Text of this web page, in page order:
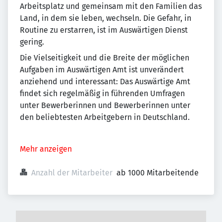
Arbeitsplatz und gemeinsam mit den Familien das
Land, in dem sie leben, wechseln. Die Gefahr, in
Routine zu erstarren, ist im Auswärtigen Dienst
gering.
Die Vielseitigkeit und die Breite der möglichen
Aufgaben im Auswärtigen Amt ist unverändert
anziehend und interessant: Das Auswärtige Amt
findet sich regelmäßig in führenden Umfragen
unter Bewerberinnen und Bewerberinnen unter
den beliebtesten Arbeitgebern in Deutschland.
Mehr anzeigen
Anzahl der Mitarbeiter ab 1000 Mitarbeitende